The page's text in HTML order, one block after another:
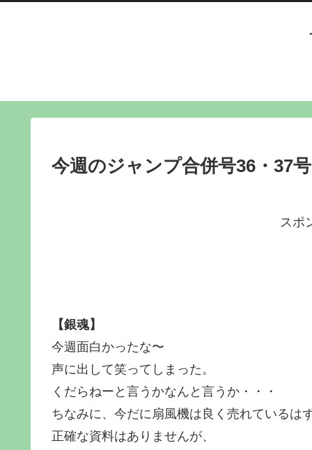
今週のジャンプ合併号36・37号
スポ
【銀魂】
今週面白かったな〜
声に出して笑ってしまった。
くだらねーと言うかなんと言うか・・・
ちなみに、今だに扇風機は良く売れているは
正確な資料はありませんが、